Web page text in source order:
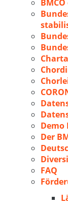
BMCO
Demo
Der
FAQ